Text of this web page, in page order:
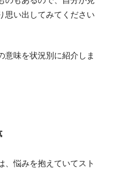
思い出してみてください
意味を状況別に紹介しま
、悩みを抱えていてスト